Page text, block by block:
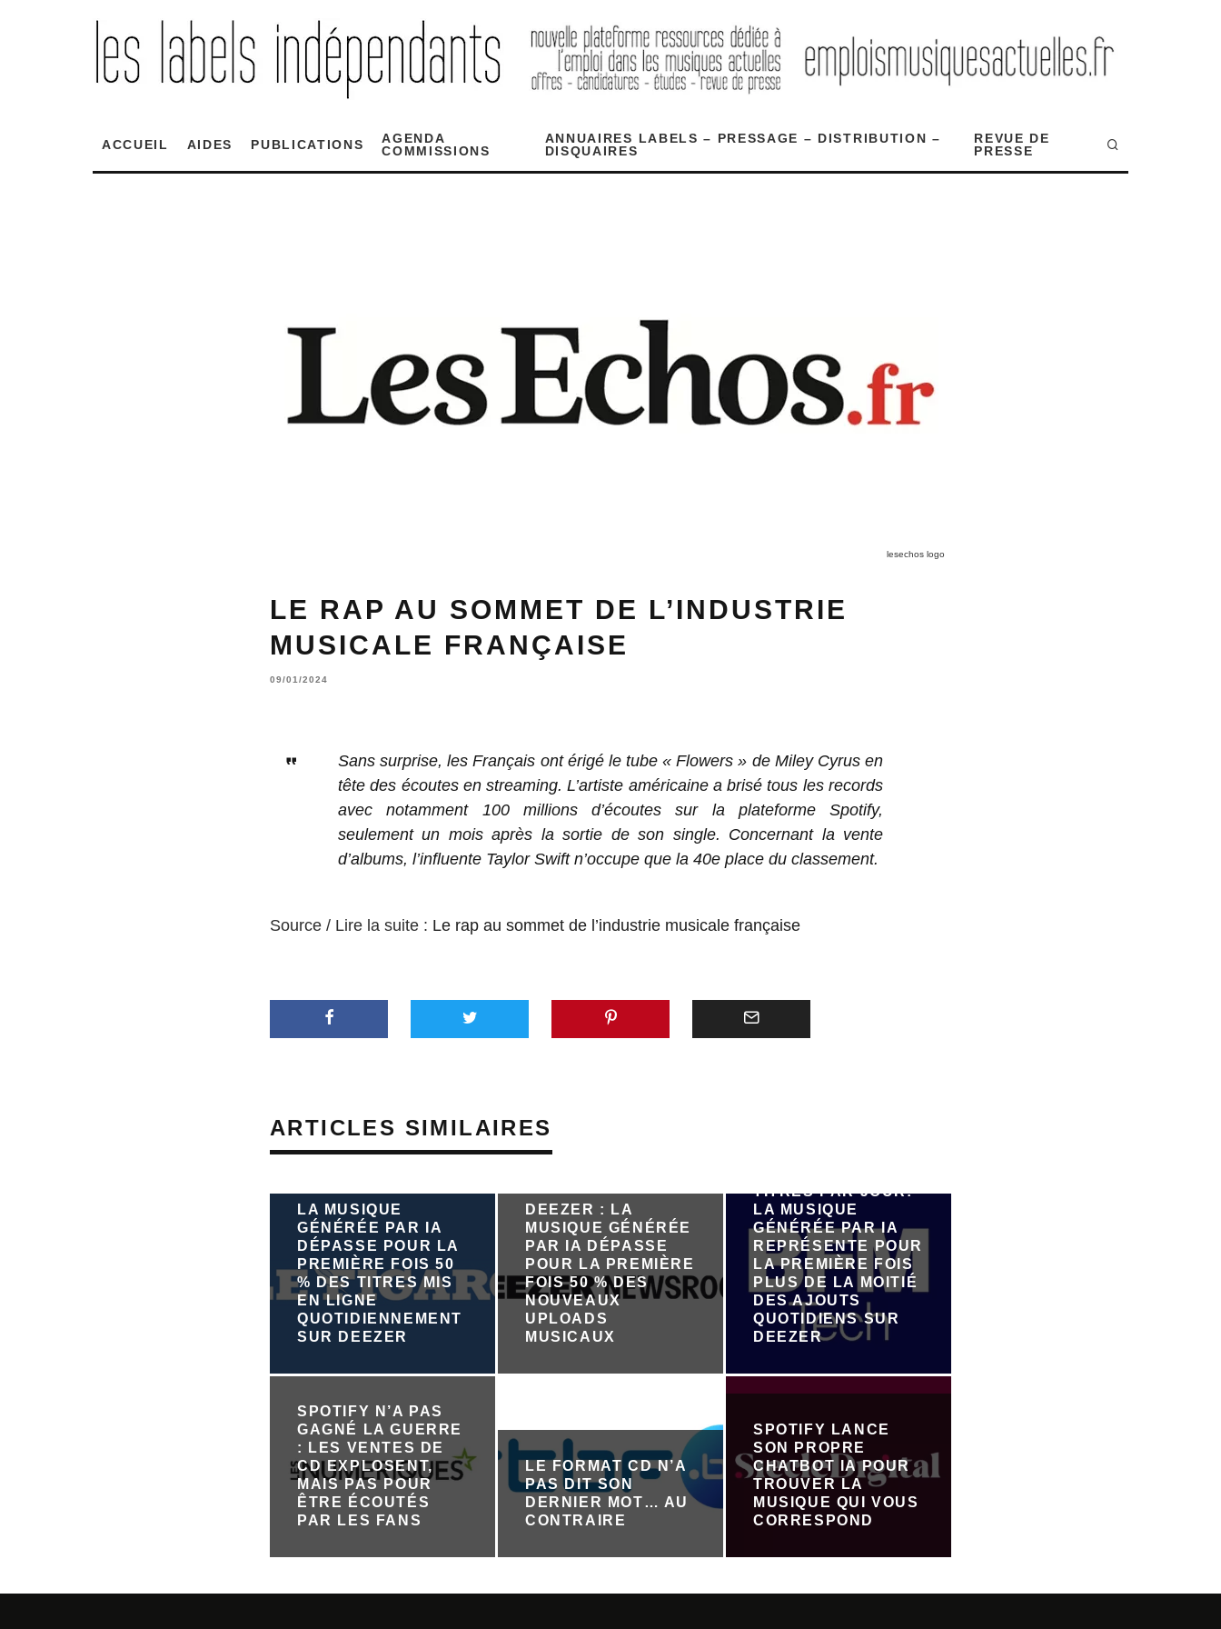
ACCUEIL AIDES PUBLICATIONS
AGENDA
COMMISSIONS
ANNUAIRES LABELS – PRESSAGE – DISTRIBUTION –
DISQUAIRES
REVUE DE
PRESSE
lesechos logo
LE RAP AU SOMMET DE L’INDUSTRIE
MUSICALE FRANÇAISE
09/01/2024
Sans surprise, les Français ont érigé le tube « Flowers » de Miley Cyrus en
tête des écoutes en streaming. L’artiste américaine a brisé tous les records
avec notamment 100 millions d’écoutes sur la plateforme Spotify,
seulement un mois après la sortie de son single. Concernant la vente
d’albums, l’influente Taylor Swift n’occupe que la 40e place du classement.
Source / Lire la suite : Le rap au sommet de l’industrie musicale française
ARTICLES SIMILAIRES
LA MUSIQUE
GÉNÉRÉE PAR IA
DÉPASSE POUR LA
PREMIÈRE FOIS 50
% DES TITRES MIS
EN LIGNE
QUOTIDIENNEMENT
SUR DEEZER
DEEZER : LA
MUSIQUE GÉNÉRÉE
PAR IA DÉPASSE
POUR LA PREMIÈRE
FOIS 50 % DES
NOUVEAUX
UPLOADS
MUSICAUX
TITRES PAR JOUR:
LA MUSIQUE
GÉNÉRÉE PAR IA
REPRÉSENTE POUR
LA PREMIÈRE FOIS
PLUS DE LA MOITIÉ
DES AJOUTS
QUOTIDIENS SUR
DEEZER
SPOTIFY N’A PAS
GAGNÉ LA GUERRE
: LES VENTES DE
CD EXPLOSENT,
MAIS PAS POUR
ÊTRE ÉCOUTÉS
PAR LES FANS
LE FORMAT CD N’A
PAS DIT SON
DERNIER MOT… AU
CONTRAIRE
SPOTIFY LANCE
SON PROPRE
CHATBOT IA POUR
TROUVER LA
MUSIQUE QUI VOUS
CORRESPOND